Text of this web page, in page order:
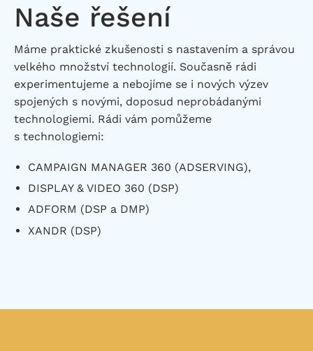
Naše řešení
Máme praktické zkušenosti s nastavením a správou
velkého množství technologií. Současně rádi
experimentujeme a nebojíme se i nových výzev
spojených s novými, doposud neprobádanými
technologiemi. Rádi vám pomůžeme
s technologiemi:
CAMPAIGN MANAGER 360 (ADSERVING),
DISPLAY & VIDEO 360 (DSP)
ADFORM (DSP a DMP)
XANDR (DSP)